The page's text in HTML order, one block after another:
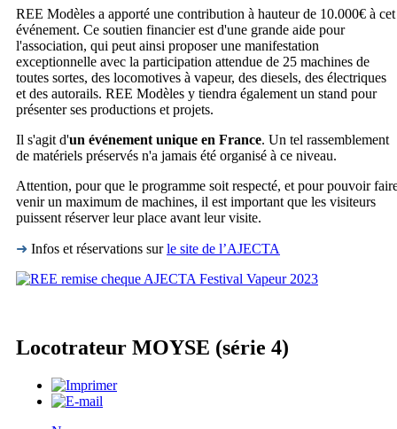
REE Modèles a apporté une contribution à hauteur de 10.000€ à cet
événement. Ce soutien financier est d'une grande aide pour
l'association, qui peut ainsi proposer une manifestation
exceptionnelle avec la participation attendue de 25 machines de
toutes sortes, des locomotives à vapeur, des diesels, des électriques
et des autorails. REE Modèles y tiendra également un stand pour
présenter ses productions et projets.
Il s'agit d'un événement unique en France. Un tel rassemblement
de matériels préservés n'a jamais été organisé à ce niveau.
Attention, pour que le programme soit respecté, et pour pouvoir
venir un maximum de machines, il est important que les visiteurs
puissent réserver leur place avant leur visite.
➜ Infos et réservations surle site de l’AJECTA
Locotrateur MOYSE (série 4)